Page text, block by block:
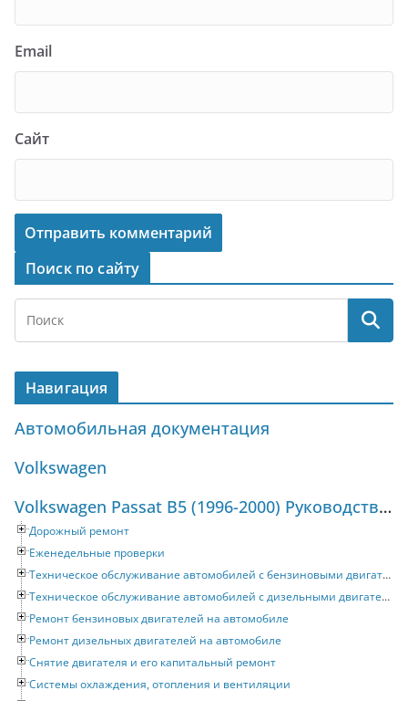
Email
Сайт
Поиск по сайту
Навигация
Автомобильная документация
Volkswagen
Volkswagen Passat B5 (1996-2000) Руководство по ремонту и техническому обслуживанию
Дорожный ремонт
Еженедельные проверки
Техническое обслуживание автомобилей с бензиновыми двигателями
Техническое обслуживание автомобилей с дизельными двигателями
Ремонт бензиновых двигателей на автомобиле
Ремонт дизельных двигателей на автомобиле
Снятие двигателя и его капитальный ремонт
Системы охлаждения, отопления и вентиляции